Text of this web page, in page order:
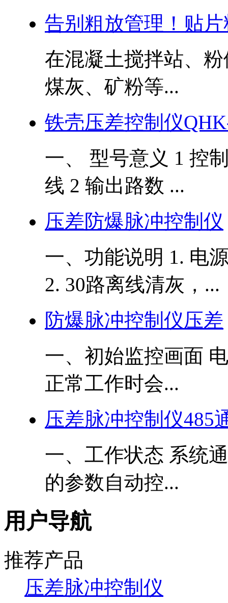
告别粗放管理！贴
在混凝土搅拌站、
煤灰、矿粉等...
铁壳压差控制仪
一、 型号意义 1 控
线 2 输出路数 ...
压差防爆脉冲控制仪
一、功能说明 1. 电
2. 30路离线清灰，...
防爆脉冲控制仪压差
一、初始监控画面
正常工作时会...
压差脉冲控制仪485
一、工作状态 系统
的参数自动控...
用户导航
推荐产品
压差脉冲控制仪